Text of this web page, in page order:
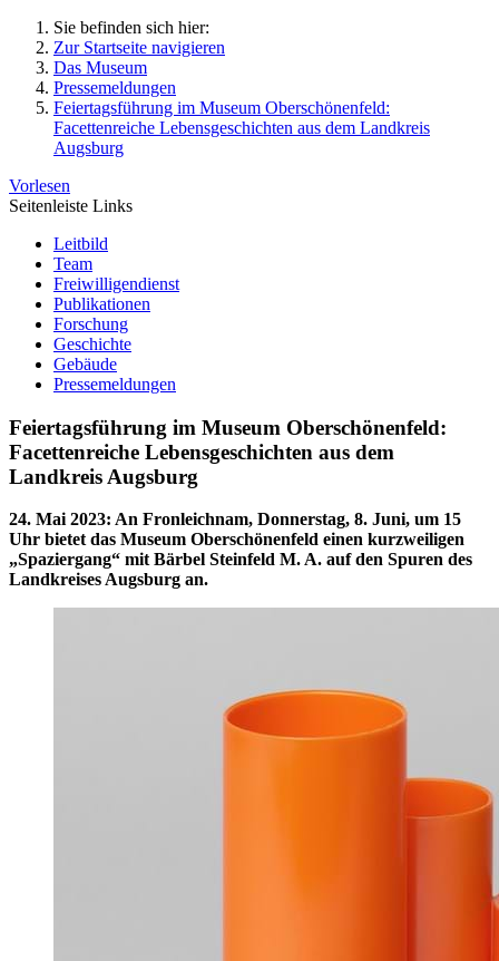
Sie befinden sich hier:
Zur Startseite navigieren
Das Museum
Pressemeldungen
Feiertagsführung im Museum Oberschönenfeld:
Facettenreiche Lebensgeschichten aus dem Landkreis
Augsburg
Vorlesen
Seitenleiste Links
Leitbild
Team
Freiwilligendienst
Publikationen
Forschung
Geschichte
Gebäude
Pressemeldungen
Feiertagsführung im Museum Oberschönenfeld:
Facettenreiche Lebensgeschichten aus dem
Landkreis Augsburg
24. Mai 2023: An Fronleichnam, Donnerstag, 8. Juni, um 15
Uhr bietet das Museum Oberschönenfeld einen kurzweiligen
„Spaziergang“ mit Bärbel Steinfeld M. A. auf den Spuren des
Landkreises Augsburg an.